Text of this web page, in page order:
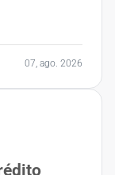
07, ago. 2026